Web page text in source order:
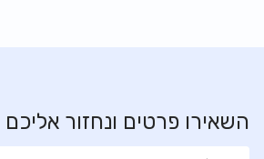
השאירו פרטים ונחזור